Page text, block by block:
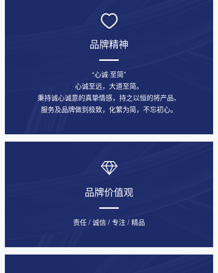
品牌精神
“心诚·至简”
心诚至远，大道至简。
秉持诚心诚意的真挚情感，持之以恒的将产品、
服务及品牌做到极致，化繁为简，不忘初心。
品牌价值观
责任 / 诚信 / 专注 / 精品